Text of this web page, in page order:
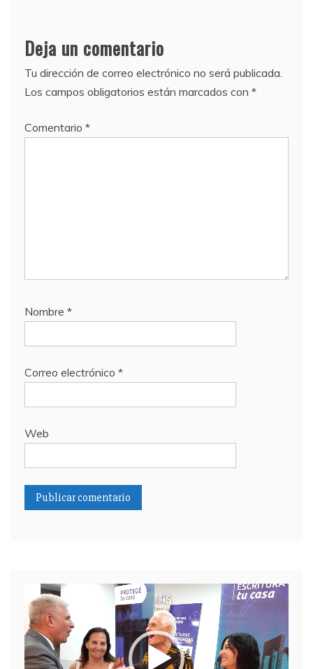
Deja un comentario
Tu dirección de correo electrónico no será publicada.
Los campos obligatorios están marcados con *
Comentario *
Nombre *
Correo electrónico *
Web
Reproductor
de
video